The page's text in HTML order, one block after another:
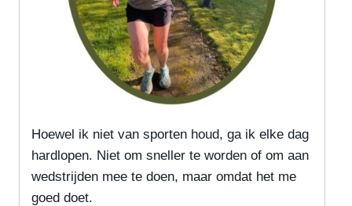
Hoewel ik niet van sporten houd, ga ik elke dag
hardlopen. Niet om sneller te worden of om aan
wedstrijden mee te doen, maar omdat het me
goed doet.